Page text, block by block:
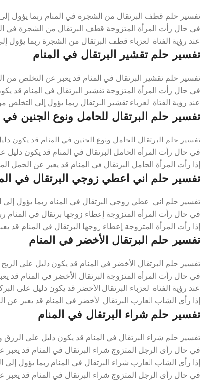
تفسير حلم قطف البرتقال من الشجرة في المنام ربما يؤول إلى
في حال رأت المرأة المتزوجة قطف البرتقال من الشجرة في
عند رؤية الفتاة العزباء قطف البرتقال من الشجرة ربما يؤول
تفسير حلم تقشير البرتقال في المنام
تفسير حلم تقشير البرتقال في المنام قد يعبر عن التخلص من
في حال رأت المرأة المتزوجة تقشير البرتقال في المنام قد
عند رؤية الفتاة العزباء تقشير البرتقال ربما يؤول إلى التخلص
تفسير حلم البرتقال للحامل ونوع الجنين في
تفسير حلم البرتقال للحامل ونوع الجنين في المنام قد يكون
في حال رأت المرأة الحامل البرتقال في المنام قد يكون دليل
إذا رأت المرأة الحامل البرتقال في المنام قد يعبر عن الحمل
تفسير حلم اني اعطي زوجي البرتقال في
تفسير حلم اني اعطي زوجي البرتقال في المنام ربما يؤول إلى
في حال رأت المرأة المتزوجة إعطاء زوجها برتقال في المنام
إذا رأت المرأة المتزوجة إعطاء زوجها البرتقال في المنام قد
تفسير حلم البرتقال الأخضر في المنام
تفسير حلم البرتقال الأخضر في المنام قد يكون دليل على
في حال رأت المرأة المتزوجة البرتقال الأخضر في المنام قد
عند رؤية الفتاة العزباء البرتقال الأخضر قد يكون دليل على
إذا رأى الشاب العازب البرتقال الأخضر في المنام قد يعبر عن
تفسير حلم شراء البرتقال في المنام
تفسير حلم شراء البرتقال في المنام قد يكون دليل على الرزق
في حال رأى الرجل المتزوج شراء البرتقال في المنام قد يعبر
إذا رأى الشاب العازب شراء البرتقال في المنام ربما يؤول إلى
في حال رأى الرجل المتزوج شراء البرتقال في المنام قد يعبر